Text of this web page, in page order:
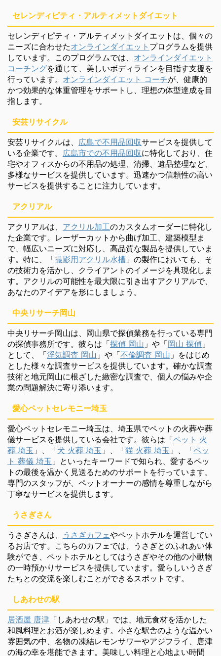
セレンディピティ・アルティメットダイエット
セレンディピティ・アルティメットダイエットは、個々の
ニーズに合わせたオンラインダイエット プログラムを提供
しています。このプログラムでは、 オンラインダイエット
コーチングを通じて、美しいボディラインを目指す支援を
行っています。 オンラインダイエット コーチが、健康的
かつ効果的な体重管理をサポートし、理想の体型達成を目
指します。
安芸リサイクル
安芸リサイクルは、 広島で不用品回収サービスを提供して
いる企業です。 広島市での不用品回収に特化しており、住
宅やオフィスからの不用品の処理、清掃、遺品整理など、
多様なサービスを提供しています。迅速かつ信頼性の高い
サービスを提供することに注力しています。
アクリアル
アクリアルは、 アクリル加工のカスタムオーダーに特化し
た企業です。レーザーカットから曲げ加工、建築模型ま
で、幅広いニーズに対応し、高品質な製品を提供していま
す。特に、「撮影用アクリル水槽 」の製作においても、そ
の技術力を活かし、クライアントのイメージを具現化しま
す。アクリルの可能性を最大限に引き出すアクリアルで、
あなたのアイデアを形にしましょう。
中央リサーチ岡山
中央リサーチ岡山は、岡山県で探偵業務を行っている専門
の探偵事務所です。彼らは「探偵 岡山 」や「岡山 探偵 」
として、「浮気調査 岡山 」や「不倫調査 岡山 」をはじめ
とした様々な調査サービスを提供しています。確かな調査
技術と地元岡山に根ざした緻密な調査で、個人の悩みや企
業の問題解決に寄り添います。
愛心ペットセレモニー埼玉
愛心ペットセレモニー埼玉は、埼玉県でペットの火葬や葬
儀サービスを提供している会社です。彼らは「ペット 火
葬 埼玉 」、「犬 火葬 埼玉 」、「猫 火葬 埼玉 」、「ペッ
ト 葬儀 埼玉 」といったキーワードで知られ、愛するペッ
トの最後を温かく見送るためのサポートを行っています。
専門のスタッフが、ペットオーナーの感情を尊重しながら
丁寧なサービスを提供します。
うさぎさん
うさぎさんは、 うさぎカフェやペットホテルを運営してい
るお店です。こちらのカフェでは、うさぎとのふれあい体
験ができ、ペットホテルとしてはうさぎやその他の小動物
の一時預かりサービスを提供しています。愛らしいうさぎ
たちとの交流を楽しむことができるスポットです。
しあわせの駅
居酒屋 唐津 「しあわせの駅」では、地元食材を活かした
和風料理とお酒が楽しめます。小さな駅舎のような温かい
雰囲気の中、名物の凍結レモンサワーやアジフライ、唐津
の海の幸を堪能できます。美味しい料理と心地よい時間